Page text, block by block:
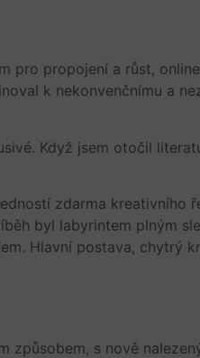
pro propojení a růst,
k nekonvenčnímu a
Když jsem otočil
zdarma kreativního
byl labyrintem plným
Hlavní postava, chytrý
způsobem, s nově